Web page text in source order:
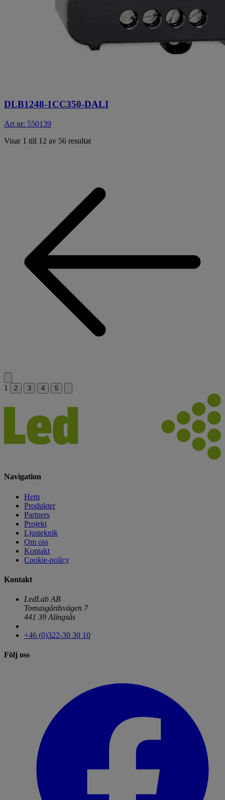
DLB1248-1CC350-DALI
Art nr: 550139
Visar 1 till 12 av 56 resultat
1 2 3 4 5
Navigation
Hem
Produkter
Partners
Projekt
Ljusteknik
Om oss
Kontakt
Cookie-policy
Kontakt
LedLab AB
Tomasgårdsvägen 7
441 39 Alingsås
+46 (0)322-30 30 10
Följ oss